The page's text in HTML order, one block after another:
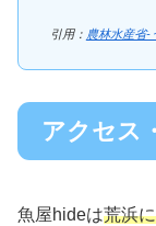
引用： 農林水産省-
アクセス
魚屋hideは荒浜